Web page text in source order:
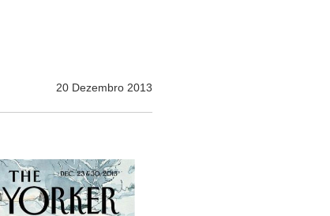
20 Dezembro 2013